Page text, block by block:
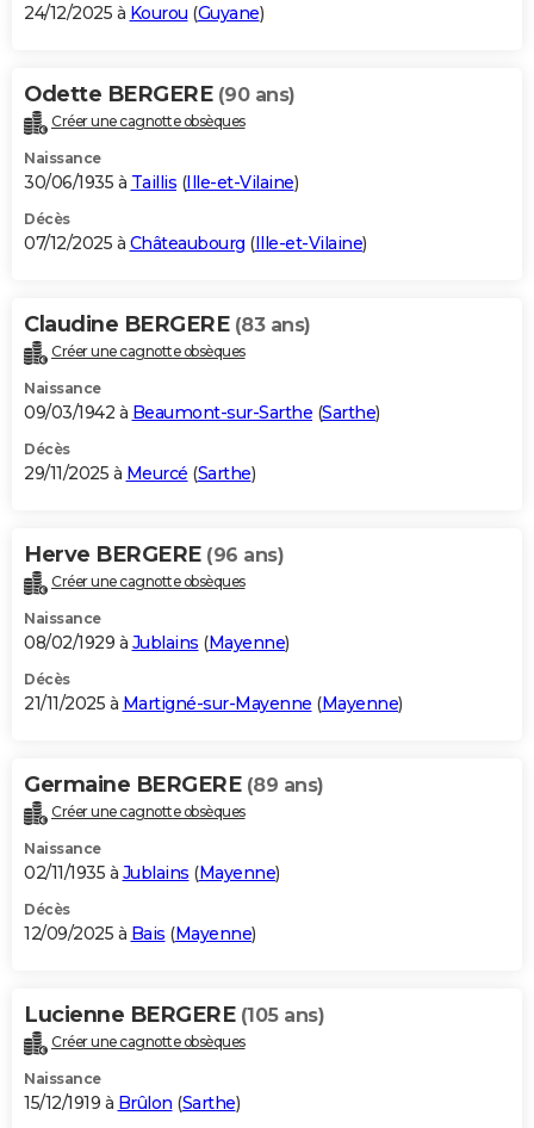
24/12/2025 à Kourou (Guyane)
Odette BERGERE (90 ans)
Créer une cagnotte obsèques
Naissance
30/06/1935 à Taillis (Ille-et-Vilaine)
Décès
07/12/2025 à Châteaubourg (Ille-et-Vilaine)
Claudine BERGERE (83 ans)
Créer une cagnotte obsèques
Naissance
09/03/1942 à Beaumont-sur-Sarthe (Sarthe)
Décès
29/11/2025 à Meurcé (Sarthe)
Herve BERGERE (96 ans)
Créer une cagnotte obsèques
Naissance
08/02/1929 à Jublains (Mayenne)
Décès
21/11/2025 à Martigné-sur-Mayenne (Mayenne)
Germaine BERGERE (89 ans)
Créer une cagnotte obsèques
Naissance
02/11/1935 à Jublains (Mayenne)
Décès
12/09/2025 à Bais (Mayenne)
Lucienne BERGERE (105 ans)
Créer une cagnotte obsèques
Naissance
15/12/1919 à Brûlon (Sarthe)